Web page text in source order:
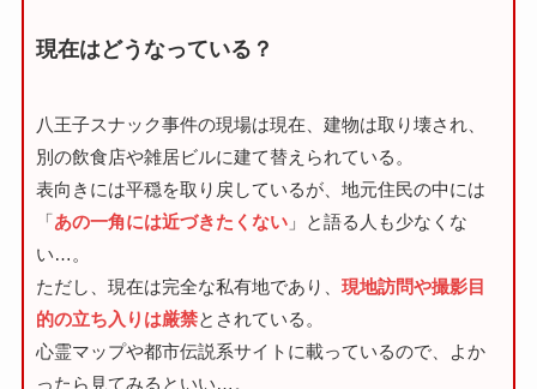
現在はどうなっている？
八王子スナック事件の現場は現在、建物は取り壊され、
別の飲食店や雑居ビルに建て替えられている。
表向きには平穏を取り戻しているが、地元住民の中には
「あの一角には近づきたくない」と語る人も少なくな
い…。
ただし、現在は完全な私有地であり、 現地訪問や撮影目
的の立ち入りは厳禁とされている。
心霊マップや都市伝説系サイトに載っているので、よか
ったら見てみるといい…。